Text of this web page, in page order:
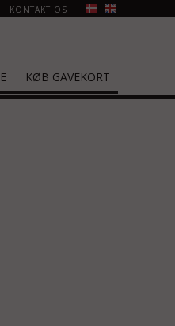
KONTAKT OS
KØB GAVEKORT